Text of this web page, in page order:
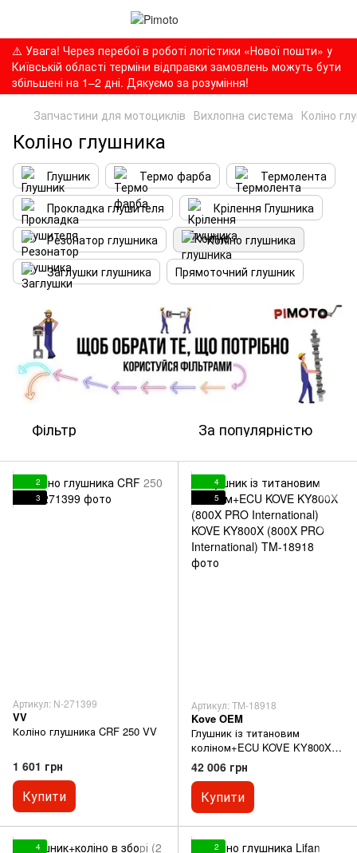
⚠️ Увага! Через перебої в роботі логістики «Нової пошти» у
Київській області терміни відправки замовлень можуть бути
збільшені на 1–2 дні. Дякуємо за розуміння!
Запчастини для мотоциклів Вихлопна система Коліно
Коліно глушника
Глушник Термо фарба
Термолента
Прокладка глушителя
Крілення Глушника
Резонатор глушника
Коліно глушника
Заглушки глушника
Прямоточний глушник
Фільтр За популярністю
2
3
Артикул: N-271399
VV
Коліно глушника CRF 250 VV
1 601 грн
Купити
4
5
Артикул: TM-18918
Kove OEM
Глушник із титановим
коліном+ECU KOVE KY800X
(800X PRO International) KOVE
KY800X (800X PRO
International)
42 006 грн
Купити
4
2